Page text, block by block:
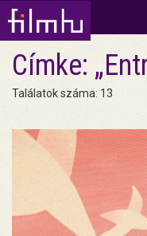
Címke:
Találatok száma: 13